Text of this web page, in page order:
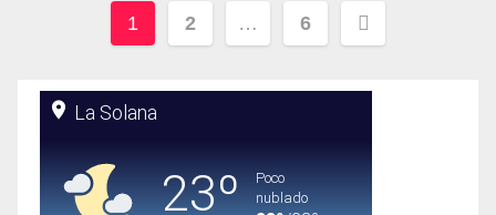
Paginación
entradas
1 2 … 6